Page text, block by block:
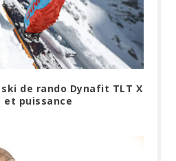
de rando Dynafit TLT X
puissance